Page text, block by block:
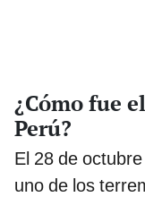
¿Cómo fue
Perú?
El 28 de
uno de los